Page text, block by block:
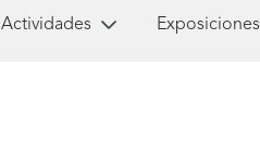
Actividades Exposiciones